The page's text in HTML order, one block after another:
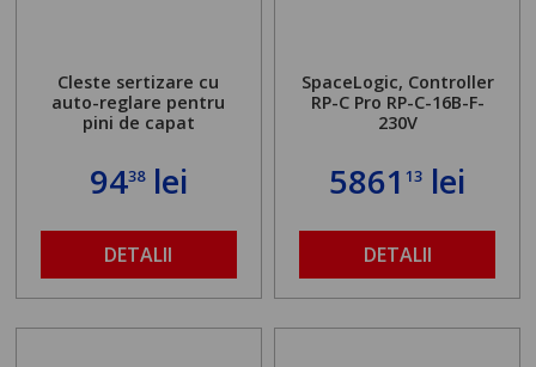
Cleste sertizare cu
auto-reglare pentru
pini de capat
9438lei
DETALII
SpaceLogic, Controller
RP-C Pro RP-C-16B-F-
230V
586113 lei
DETALII